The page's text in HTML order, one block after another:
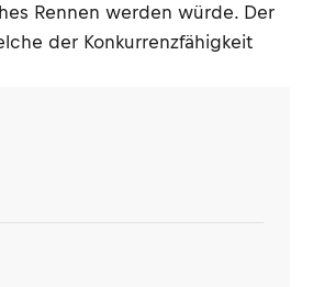
Rennen werden würde. Der
der Konkurrenzfähigkeit